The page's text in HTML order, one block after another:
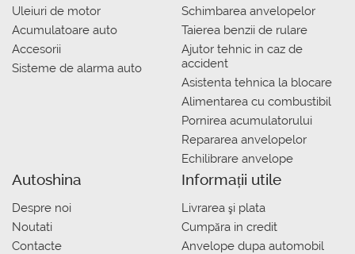
Uleiuri de motor
Acumulatoare auto
Accesorii
Sisteme de alarma auto
Schimbarea anvelopelor
Taierea benzii de rulare
Ajutor tehnic in caz de
accident
Asistenta tehnica la blocare
Alimentarea cu combustibil
Pornirea acumulatorului
Repararea anvelopelor
Echilibrare anvelope
Autoshina
Despre noi
Noutati
Contacte
Informații utile
Livrarea şi plata
Сumpăra in credit
Anvelope dupa automobil